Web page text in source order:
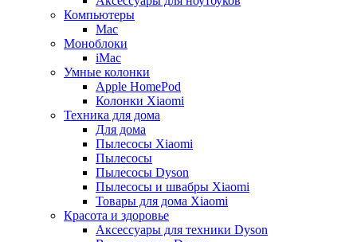
Компьютеры
Mac
Моноблоки
iMac
Умные колонки
Apple HomePod
Колонки Xiaomi
Техника для дома
Для дома
Пылесосы Xiaomi
Пылесосы
Пылесосы Dyson
Пылесосы и швабры Xiaomi
Товары для дома Xiaomi
Красота и здоровье
Аксессуары для техники Dyson